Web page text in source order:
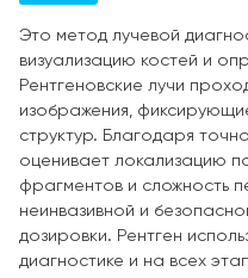
Это метод лучевой
визуализацию костей и
Рентгеновские лучи
изображения,
структур. Благодаря
оценивает локализацию
фрагментов и сложность
неинвазивной и
дозировки. Рентген
диагностике и на всех